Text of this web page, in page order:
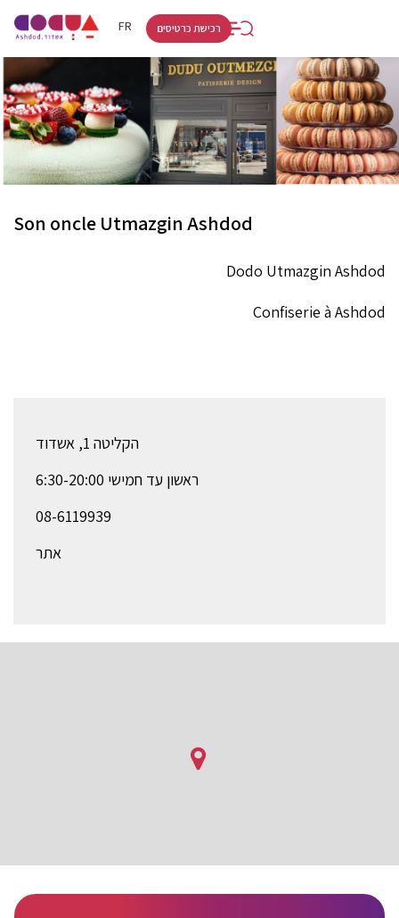
FR
HE
רכישת כרטיסים
Son oncle Utmazgin Ashdod
Dodo Utmazgin Ashdod
Confiserie à Ashdod
הקליטה 1, אשדוד
ראשון עד חמישי 6:30-20:00
08-6119939
אתר